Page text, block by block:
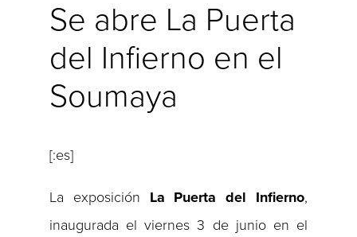
Se abre La Puerta
del Infierno en el
Soumaya
[:es]
La exposición La Puerta del Infierno,
inaugurada el viernes 3 de junio en el